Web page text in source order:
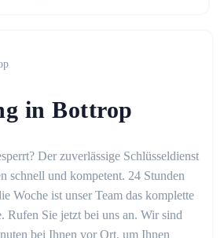
in Bottrop
Der zuverlässige Schlüsseldienst
schnell und kompetent. 24 Stunden
Woche ist unser Team das komplette
Rufen Sie jetzt bei uns an. Wir sind
bei Ihnen vor Ort, um Ihnen